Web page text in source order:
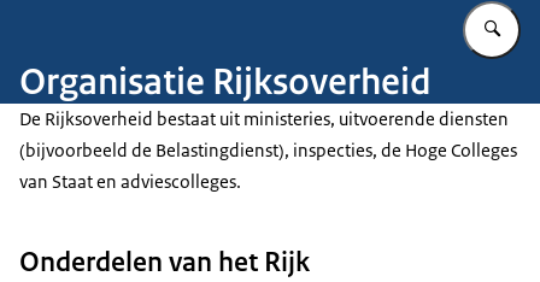
Organisatie Rijksoverheid
De Rijksoverheid bestaat uit ministeries, uitvoerende diensten
(bijvoorbeeld de Belastingdienst), inspecties, de Hoge Colleges
van Staat en adviescolleges.
Onderdelen van het Rijk